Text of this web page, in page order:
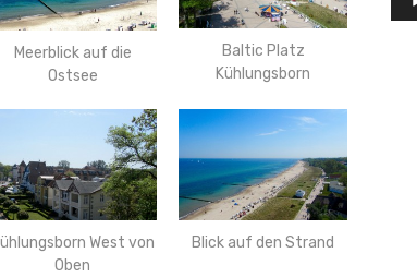
Meerblick auf die
Ostsee
Baltic Platz
Kühlungsborn
West von
Oben
Blick auf den Strand